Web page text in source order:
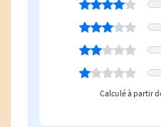
Calculé à partir